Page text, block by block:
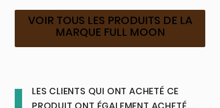
VOIR TOUS LES PRODUITS DE LA
MARQUE FULL MOON
LES CLIENTS QUI ONT ACHETÉ CE